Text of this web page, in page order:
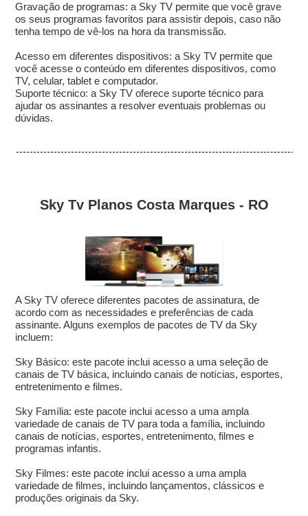
Gravação de programas: a Sky TV permite que você grave
os seus programas favoritos para assistir depois, caso não
tenha tempo de vê-los na hora da transmissão.
Acesso em diferentes dispositivos: a Sky TV permite que
você acesse o conteúdo em diferentes dispositivos, como
TV, celular, tablet e computador.
Suporte técnico: a Sky TV oferece suporte técnico para
ajudar os assinantes a resolver eventuais problemas ou
dúvidas.
Sky Tv Planos Costa Marques - RO
A Sky TV oferece diferentes pacotes de assinatura, de
acordo com as necessidades e preferências de cada
assinante. Alguns exemplos de pacotes de TV da Sky
incluem:
Sky Básico: este pacote inclui acesso a uma seleção de
canais de TV básica, incluindo canais de notícias, esportes,
entretenimento e filmes.
Sky Família: este pacote inclui acesso a uma ampla
variedade de canais de TV para toda a família, incluindo
canais de notícias, esportes, entretenimento, filmes e
programas infantis.
Sky Filmes: este pacote inclui acesso a uma ampla
variedade de filmes, incluindo lançamentos, clássicos e
produções originais da Sky.